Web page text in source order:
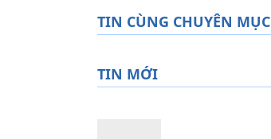
TIN CÙNG CHUYÊN MỤC
TIN MỚI